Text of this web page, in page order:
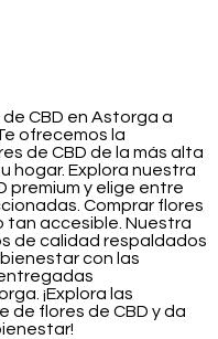
CBD en Astorga a
ofrecemos la
de CBD de la más alta
hogar. Explora nuestra
premium y elige entre
Comprar flores
tan accesible. Nuestra
de calidad respaldados
con las
¡Explora las
de flores de CBD y da